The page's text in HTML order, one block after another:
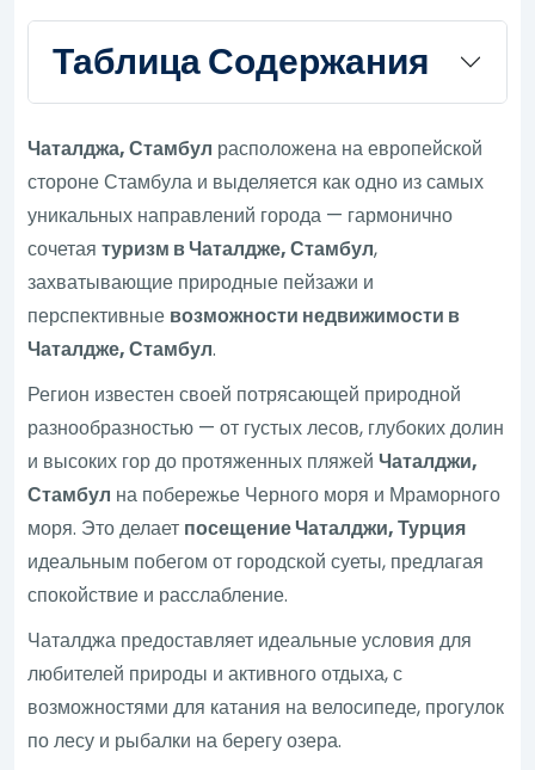
Таблица Содержания
Чаталджа, Стамбул расположена на европейской
стороне Стамбула и выделяется как одно из самых
уникальных направлений города — гармонично
сочетаятуризм в Чаталдже, Стамбул,
захватывающие природные пейзажи и
перспективные возможности недвижимости в
Чаталдже, Стамбул.
Регион известен своей потрясающей природной
разнообразностью — от густых лесов, глубоких долин
и высоких гор до протяженных пляжейЧаталджи,
Стамбул на побережье Черного моря и Мраморного
моря. Это делает посещение Чаталджи, Турция
идеальным побегом от городской суеты, предлагая
спокойствие и расслабление.
Чаталджа предоставляет идеальные условия для
любителей природы и активного отдыха, с
возможностями для катания на велосипеде, прогулок
по лесу и рыбалки на берегу озера.